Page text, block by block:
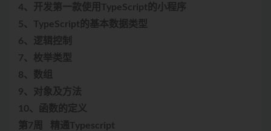
4、开发第一款使用TypeScript的小程序
5、TypeScript的基本数据类型
6、逻辑控制
7、枚举类型
8、数组
9、对象及方法
10、函数的定义
第7周 精通Typescript